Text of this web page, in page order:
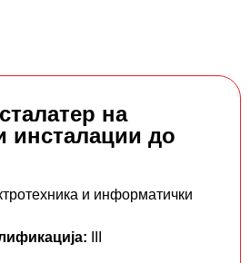
на
инсталации до
и информатички